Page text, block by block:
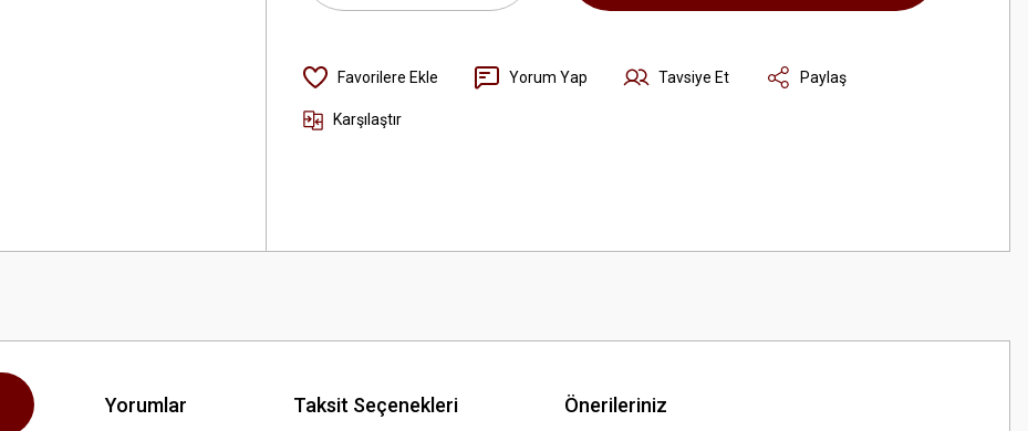
Yorum Yap Tavsiye Et Paylaş
Karşılaştır
Yorumlar Taksit Seçenekleri Önerileriniz